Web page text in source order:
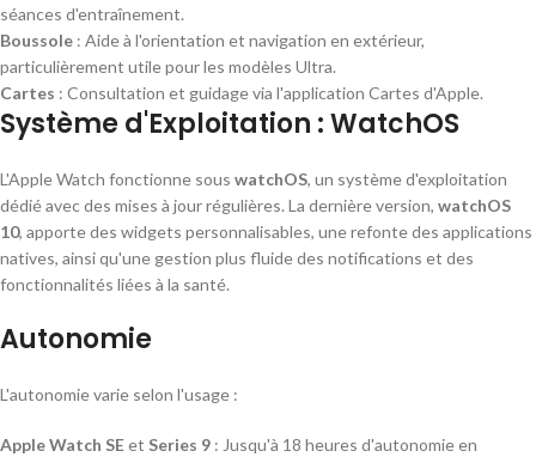
séances d'entraînement.
Boussole : Aide à l'orientation et navigation en extérieur,
particulièrement utile pour les modèles Ultra.
Cartes : Consultation et guidage via l'application Cartes d'Apple.
Système d'Exploitation : WatchOS
L'Apple Watch fonctionne sous watchOS, un système d'exploitation
dédié avec des mises à jour régulières. La dernière version, watchOS
10, apporte des widgets personnalisables, une refonte des applications
natives, ainsi qu'une gestion plus fluide des notifications et des
fonctionnalités liées à la santé.
Autonomie
L'autonomie varie selon l'usage :
Apple Watch SEet Series 9 : Jusqu'à 18 heures d'autonomie en